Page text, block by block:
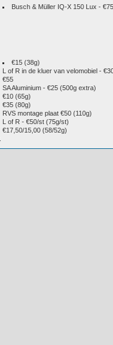
Busch & Müller IQ-X 150 Lux -
€15 (38g)
L of R in de kluer van velomobiel -
€55
SA Aluminium - €25 (500g extra)
€10 (65g)
€35 (80g)
RVS montage plaat €50 (110g)
L of R - €50/st (75g/st)
€17,50/15,00 (58/52g)